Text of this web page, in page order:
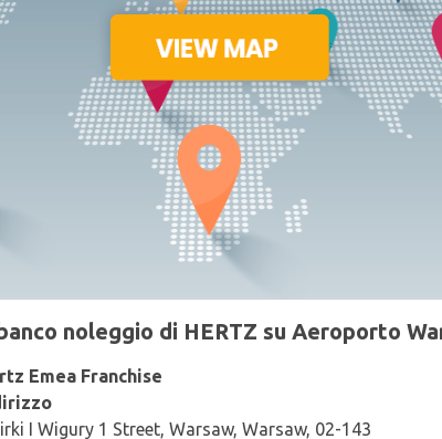
noleggio di HERTZ su Aeroporto
Emea Franchise
I Wigury 1 Street, Warsaw, Warsaw, 02-143